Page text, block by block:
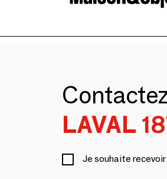
LAVAL
Je souhaite